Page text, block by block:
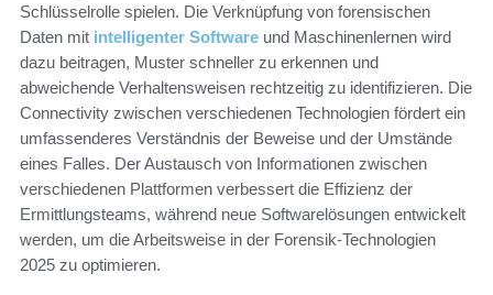
Schlüsselrolle spielen. Die Verknüpfung von forensischen
Daten mit intelligenter Software und Maschinenlernen wird
dazu beitragen, Muster schneller zu erkennen und
abweichende Verhaltensweisen rechtzeitig zu identifizieren. Die
Connectivity zwischen verschiedenen Technologien fördert ein
umfassenderes Verständnis der Beweise und der Umstände
eines Falles. Der Austausch von Informationen zwischen
verschiedenen Plattformen verbessert die Effizienz der
Ermittlungsteams, während neue Softwarelösungen entwickelt
werden, um die Arbeitsweise in der Forensik-Technologien
2025 zu optimieren.